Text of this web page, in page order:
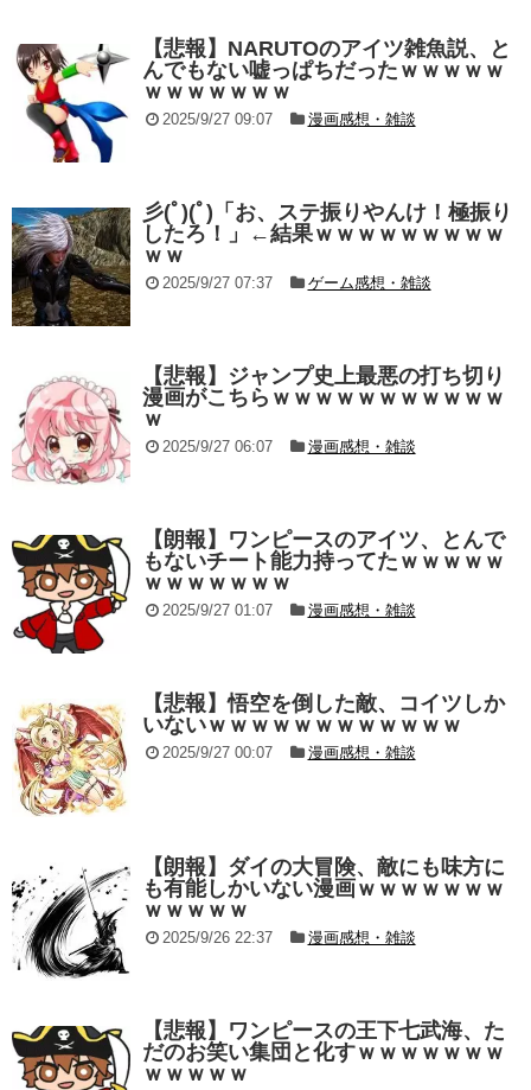
【悲報】NARUTOのアイツ雑魚説、と
んでもない嘘っぱちだったｗｗｗｗｗ
ｗｗｗｗｗｗｗ
2025/9/27 09:07 漫画感想・雑談
彡(ﾟ)(ﾟ)「お、ステ振りやんけ！極振り
したろ！」←結果ｗｗｗｗｗｗｗｗｗ
ｗｗ
2025/9/27 07:37 ゲーム感想・雑談
【悲報】ジャンプ史上最悪の打ち切り
漫画がこちらｗｗｗｗｗｗｗｗｗｗｗ
ｗ
2025/9/27 06:07 漫画感想・雑談
【朗報】ワンピースのアイツ、とんで
もないチート能力持ってたｗｗｗｗｗ
ｗｗｗｗｗｗｗ
2025/9/27 01:07 漫画感想・雑談
【悲報】悟空を倒した敵、コイツしか
いないｗｗｗｗｗｗｗｗｗｗｗｗ
2025/9/27 00:07 漫画感想・雑談
【朗報】ダイの大冒険、敵にも味方に
も有能しかいない漫画ｗｗｗｗｗｗｗ
ｗｗｗｗｗ
2025/9/26 22:37 漫画感想・雑談
【悲報】ワンピースの王下七武海、た
だのお笑い集団と化すｗｗｗｗｗｗｗ
ｗｗｗｗｗ